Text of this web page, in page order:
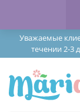
Уважаемые
течении 2-3